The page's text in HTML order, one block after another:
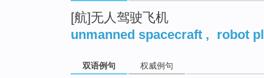
[航]无人驾驶飞机
unmanned spacecraft , robot
双语例句 权威例句